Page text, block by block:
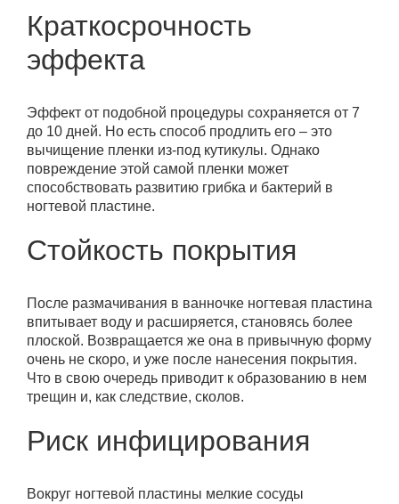
Краткосрочность
эффекта
Эффект от подобной процедуры сохраняется от 7
до 10 дней. Но есть способ продлить его – это
вычищение пленки из-под кутикулы. Однако
повреждение этой самой пленки может
способствовать развитию грибка и бактерий в
ногтевой пластине.
Стойкость покрытия
После размачивания в ванночке ногтевая пластина
впитывает воду и расширяется, становясь более
плоской. Возвращается же она в привычную форму
очень не скоро, и уже после нанесения покрытия.
Что в свою очередь приводит к образованию в нем
трещин и, как следствие, сколов.
Риск инфицирования
Вокруг ногтевой пластины мелкие сосуды